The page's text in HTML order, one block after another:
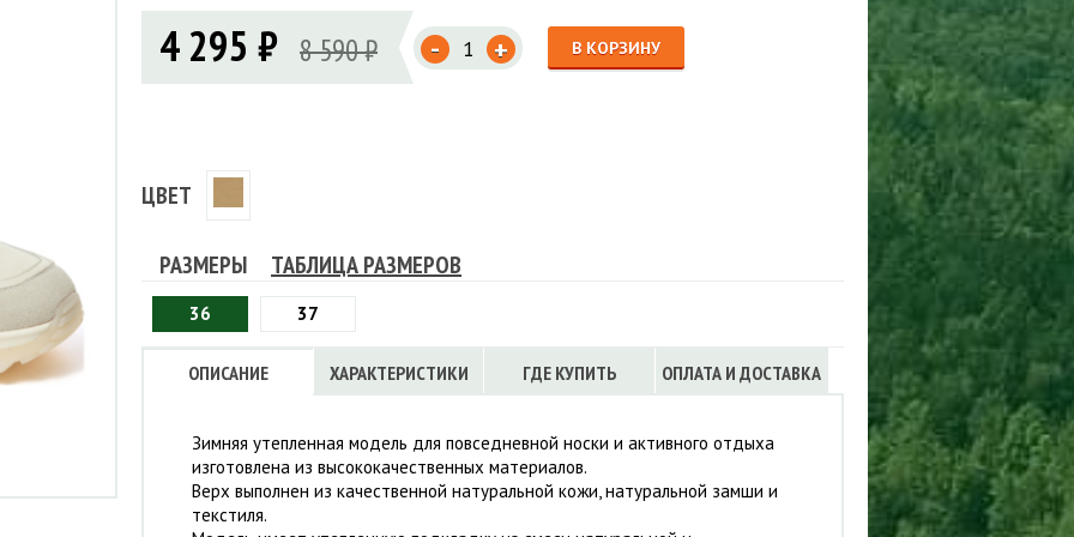
МЕМБРАННАЯ ОДЕЖДА
Флисовые брюки
Флисовые кофты
ЖИЛЕТЫ
ТРУСЫ
ЮБКИ, ПЛАТЬЯ
КОБУРЫ, ЧЕХЛЫ, РЕМНИ
КобурыОбложки, сумки
4 295 ₽ 8 590 ₽ - + В КОРЗИНУ
ЦВЕТ
РАЗМЕРЫ ТАБЛИЦА РАЗМЕРОВ
36 37
ОПИСАНИЕ ХАРАКТЕРИСТИКИ ГДЕ КУПИТЬ ОПЛАТА И ДОСТАВКА
Зимняя утепленная модель для повседневной носки и активного отдыха
изготовлена из высококачественных материалов.
Верх выполнен из качественной натуральной кожи, натуральной замши и
текстиля.